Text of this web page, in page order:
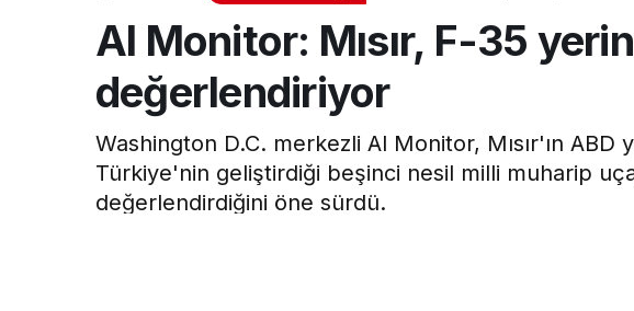
Al Monitor: Mısır, F-35
değerlendiriyor
Washington D.C. merkezli Al Monitor, Mısır'ın ABD
Türkiye'nin geliştirdiği beşinci nesil milli muharip
değerlendirdiğini öne sürdü.